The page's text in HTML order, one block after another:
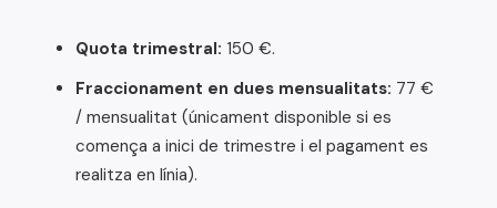
Quota trimestral: 150 €.
Fraccionament en dues mensualitats: 77 €
/ mensualitat (únicament disponible si es
comença a inici de trimestre i el pagament es
realitza en línia).